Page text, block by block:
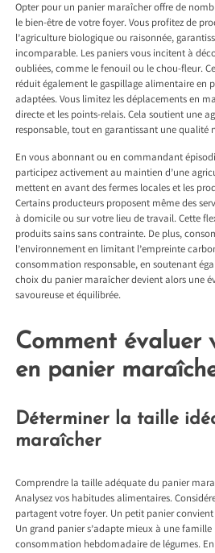
Opter pour un panier maraîcher offre de
le bien-être de votre foyer. Vous profitez de
l’agriculture biologique ou raisonnée,
incomparable. Les paniers vous incitent à
oubliées, comme le fenouil ou le chou-fleur.
réduit également le gaspillage alimentaire en
adaptées. Vous limitez les déplacements en
directe et les points-relais. Cela soutient une
responsable, tout en garantissant une qualité
En vous abonnant ou en commandant
participez activement au maintien d’une
mettent en avant des fermes locales et les
Certains producteurs proposent même des
à domicile ou sur votre lieu de travail. Cette
produits sains sans contrainte. De plus,
l’environnement en limitant l’empreinte
consommation responsable, en soutenant
choix du panier maraîcher devient alors une
savoureuse et équilibrée.
Comment évaluer
en panier
Déterminer la taille
maraîcher
Comprendre la taille adéquate du panier
Analysez vos habitudes alimentaires.
partagent votre foyer. Un petit panier
Un grand panier s’adapte mieux à une
consommation hebdomadaire de légumes.